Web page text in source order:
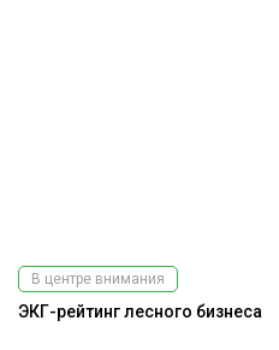
В центре внимания
ЭКГ-рейтинг лесного бизнеса